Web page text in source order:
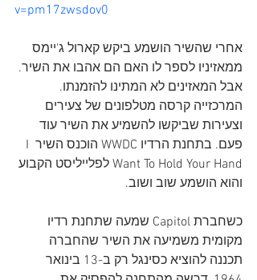
v=pm17zwsdov0
אחרי שהשיר הושמע ביקש קארול ג'יימס
ממאזיניו לספר לו האם הם אהבו את השיר.
אבל המאזינים לא המתינו להזמנתו.
המרכזייה קרסה מטלפונים של צעירים
וצעירות שביקשו להשמיע את השיר עוד
פעם. בתחנת הרדיו WWDC הוכנס השיר I
Want To Hold Your Hand לפלייליסט הקבוע
והוא הושמע שוב ושוב.
כשחברת Capitol שמעה שתחנת רדיו
מקומית משמיעה את השיר שהחברה
תכננה להוציא כסינגל רק ב-13 בינואר